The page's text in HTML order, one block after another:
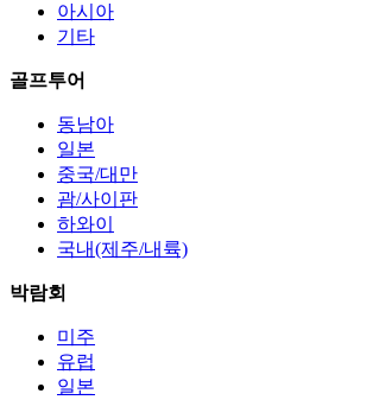
아시아
기타
골프투어
동남아
일본
중국/대만
괌/사이판
하와이
국내(제주/내륙)
박람회
미주
유럽
일본